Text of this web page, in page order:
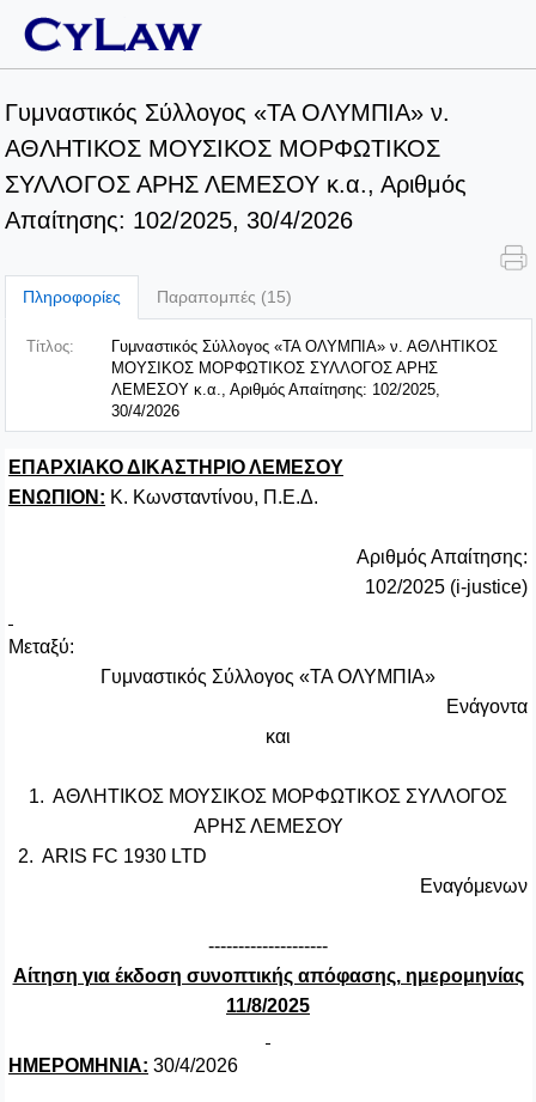
Γυμναστικός Σύλλογος «ΤΑ ΟΛΥΜΠΙΑ» ν.
ΑΘΛΗΤΙΚΟΣ ΜΟΥΣΙΚΟΣ ΜΟΡΦΩΤΙΚΟΣ
ΣΥΛΛΟΓΟΣ ΑΡΗΣ ΛΕΜΕΣΟΥ κ.α., Αριθμός
Απαίτησης: 102/2025, 30/4/2026
Πληροφορίες Παραπομπές (15)
Τίτλος:
Γυμναστικός Σύλλογος «ΤΑ ΟΛΥΜΠΙΑ» ν. ΑΘΛΗΤΙΚΟΣ
ΜΟΥΣΙΚΟΣ ΜΟΡΦΩΤΙΚΟΣ ΣΥΛΛΟΓΟΣ ΑΡΗΣ
ΛΕΜΕΣΟΥ κ.α., Αριθμός Απαίτησης: 102/2025,
30/4/2026
ΕΠΑΡΧΙΑΚΟ ΔΙΚΑΣΤΗΡΙΟ ΛΕΜΕΣΟΥ
ΕΝΩΠΙΟΝ: Κ. Κωνσταντίνου, Π.Ε.Δ.
Αριθμός Απαίτησης:
102/2025 (i-justice)
Μεταξύ:
Γυμναστικός Σύλλογος «ΤΑ ΟΛΥΜΠΙΑ»
Ενάγοντα
και
1. ΑΘΛΗΤΙΚΟΣ ΜΟΥΣΙΚΟΣ ΜΟΡΦΩΤΙΚΟΣ ΣΥΛΛΟΓΟΣ
ΑΡΗΣ ΛΕΜΕΣΟΥ
2. ARIS FC 1930 LTD
Εναγόμενων
--------------------
Αίτηση για έκδοση συνοπτικής απόφασης, ημερομηνίας
11/8/2025
ΗΜΕΡΟΜΗΝΙΑ: 30/4/2026